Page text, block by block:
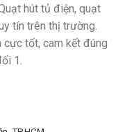
hút tủ điện, quạt
tín trên thị trường.
cực tốt, cam kết đúng
1.